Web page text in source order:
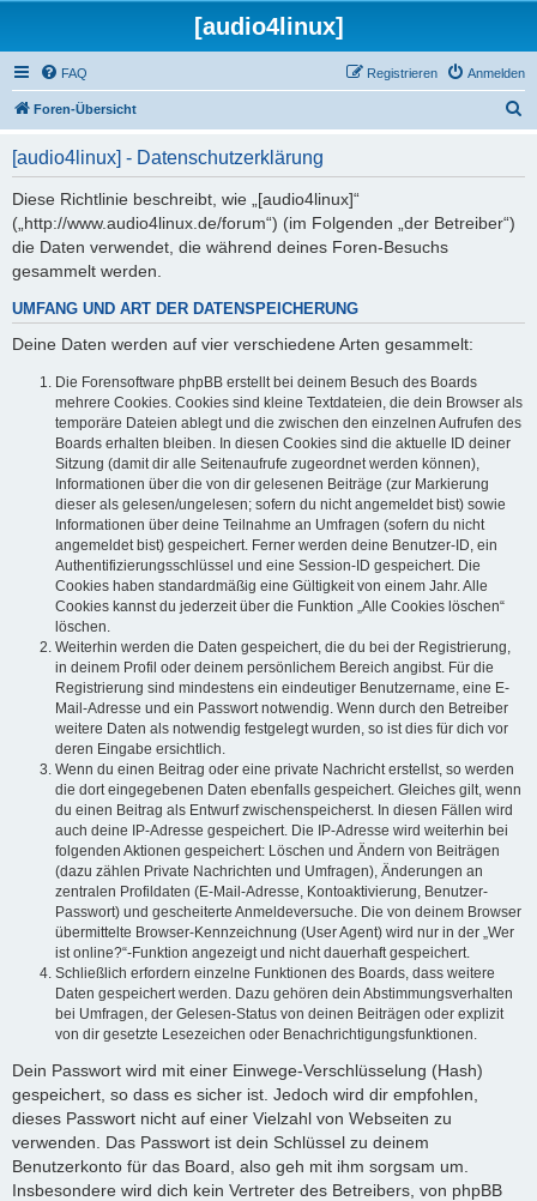
[audio4linux]
FAQ Anmelden
Registrieren
Foren-Übersicht
[audio4linux] - Datenschutzerklärung
Diese Richtlinie beschreibt, wie „[audio4linux]“
(„http://www.audio4linux.de/forum“) (im Folgenden „der Betreiber“)
die Daten verwendet, die während deines Foren-Besuchs
gesammelt werden.
UMFANG UND ART DER DATENSPEICHERUNG
Deine Daten werden auf vier verschiedene Arten gesammelt:
Die Forensoftware phpBB erstellt bei deinem Besuch des Boards
mehrere Cookies. Cookies sind kleine Textdateien, die dein Browser als
temporäre Dateien ablegt und die zwischen den einzelnen Aufrufen des
Boards erhalten bleiben. In diesen Cookies sind die aktuelle ID deiner
Sitzung (damit dir alle Seitenaufrufe zugeordnet werden können),
Informationen über die von dir gelesenen Beiträge (zur Markierung
dieser als gelesen/ungelesen; sofern du nicht angemeldet bist) sowie
Informationen über deine Teilnahme an Umfragen (sofern du nicht
angemeldet bist) gespeichert. Ferner werden deine Benutzer-ID, ein
Authentifizierungsschlüssel und eine Session-ID gespeichert. Die
Cookies haben standardmäßig eine Gültigkeit von einem Jahr. Alle
Cookies kannst du jederzeit über die Funktion „Alle Cookies löschen“
löschen.
Weiterhin werden die Daten gespeichert, die du bei der Registrierung,
in deinem Profil oder deinem persönlichem Bereich angibst. Für die
Registrierung sind mindestens ein eindeutiger Benutzername, eine E-
Mail-Adresse und ein Passwort notwendig. Wenn durch den Betreiber
weitere Daten als notwendig festgelegt wurden, so ist dies für dich vor
deren Eingabe ersichtlich.
Wenn du einen Beitrag oder eine private Nachricht erstellst, so werden
die dort eingegebenen Daten ebenfalls gespeichert. Gleiches gilt, wenn
du einen Beitrag als Entwurf zwischenspeicherst. In diesen Fällen wird
auch deine IP-Adresse gespeichert. Die IP-Adresse wird weiterhin bei
folgenden Aktionen gespeichert: Löschen und Ändern von Beiträgen
(dazu zählen Private Nachrichten und Umfragen), Änderungen an
zentralen Profildaten (E-Mail-Adresse, Kontoaktivierung, Benutzer-
Passwort) und gescheiterte Anmeldeversuche. Die von deinem Browser
übermittelte Browser-Kennzeichnung (User Agent) wird nur in der „Wer
ist online?“-Funktion angezeigt und nicht dauerhaft gespeichert.
Schließlich erfordern einzelne Funktionen des Boards, dass weitere
Daten gespeichert werden. Dazu gehören dein Abstimmungsverhalten
bei Umfragen, der Gelesen-Status von deinen Beiträgen oder explizit
von dir gesetzte Lesezeichen oder Benachrichtigungsfunktionen.
Dein Passwort wird mit einer Einwege-Verschlüsselung (Hash)
gespeichert, so dass es sicher ist. Jedoch wird dir empfohlen,
dieses Passwort nicht auf einer Vielzahl von Webseiten zu
verwenden. Das Passwort ist dein Schlüssel zu deinem
Benutzerkonto für das Board, also geh mit ihm sorgsam um.
Insbesondere wird dich kein Vertreter des Betreibers, von phpBB